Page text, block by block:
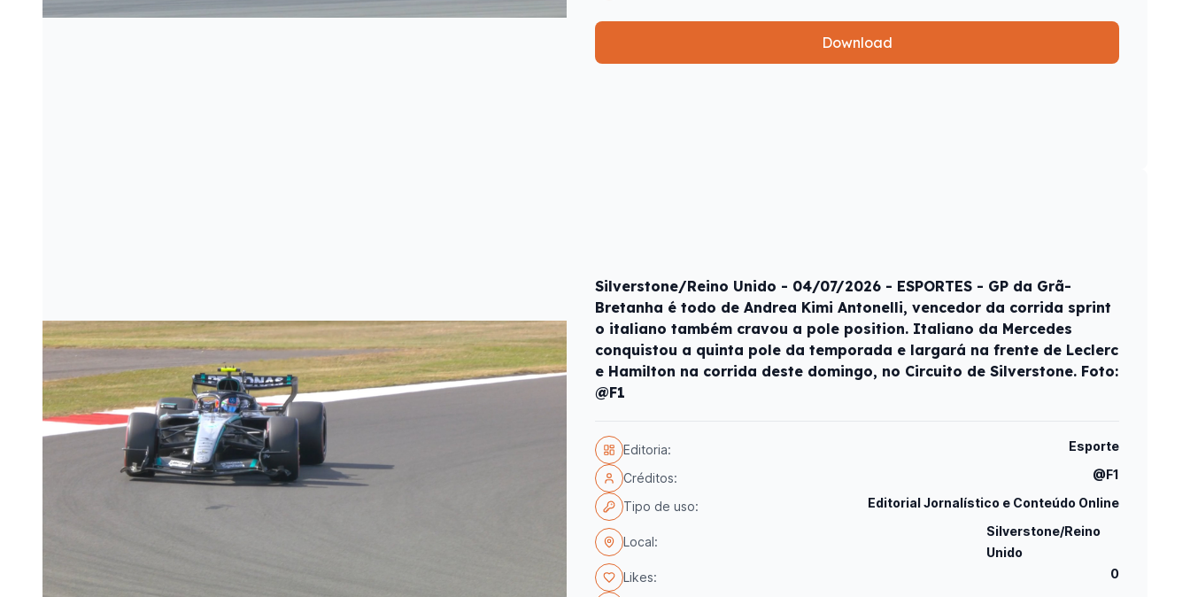
Download
Silverstone/Reino Unido - 04/07/2026 - ESPORTES - GP da Grã-
Bretanha é todo de Andrea Kimi Antonelli, vencedor da corrida sprint
o italiano também cravou a pole position. Italiano da Mercedes
conquistou a quinta pole da temporada e largará na frente de Leclerc
e Hamilton na corrida deste domingo, no Circuito de Silverstone. Foto:
@F1
Editoria: Esporte
Créditos: @F1
Tipo de uso: Editorial Jornalístico e Conteúdo Online
Local:
Silverstone/Reino
Unido
Likes:
0